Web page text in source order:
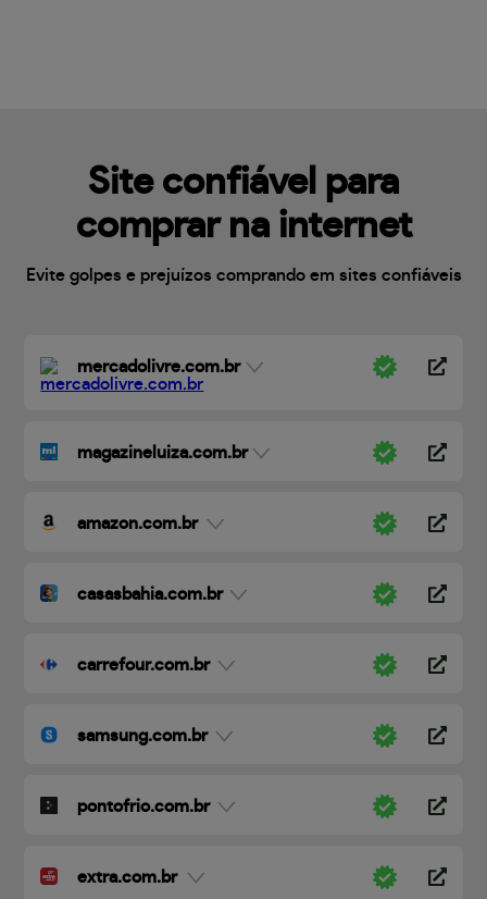
Site confiável para
comprar na internet
Evite golpes e prejuízos comprando em sites confiáveis
mercadolivre.com.br
magazineluiza.com.br
amazon.com.br
casasbahia.com.br
carrefour.com.br
samsung.com.br
pontofrio.com.br
extra.com.br